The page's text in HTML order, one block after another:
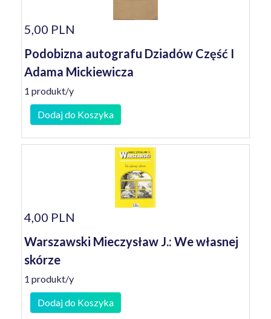
5,00 PLN
Podobizna autografu Dziadów Część I
Adama Mickiewicza
1 produkt/y
Dodaj do Koszyka
4,00 PLN
Warszawski Mieczysław J.: We własnej
skórze
1 produkt/y
Dodaj do Koszyka